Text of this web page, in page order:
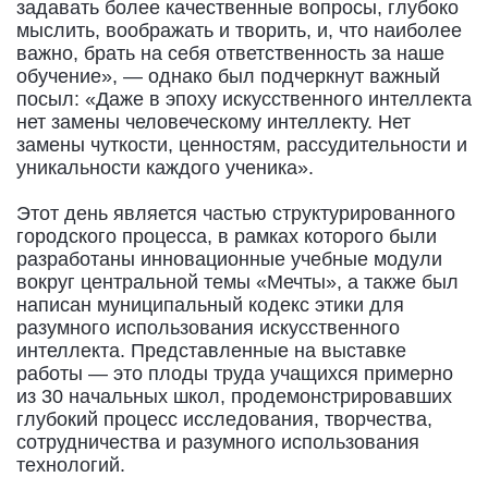
задавать более качественные вопросы, глубоко
мыслить, воображать и творить, и, что наиболее
важно, брать на себя ответственность за наше
обучение», — однако был подчеркнут важный
посыл: «Даже в эпоху искусственного интеллекта
нет замены человеческому интеллекту. Нет
замены чуткости, ценностям, рассудительности и
уникальности каждого ученика».
Этот день является частью структурированного
городского процесса, в рамках которого были
разработаны инновационные учебные модули
вокруг центральной темы «Мечты», а также был
написан муниципальный кодекс этики для
разумного использования искусственного
интеллекта. Представленные на выставке
работы — это плоды труда учащихся примерно
из 30 начальных школ, продемонстрировавших
глубокий процесс исследования, творчества,
сотрудничества и разумного использования
технологий.